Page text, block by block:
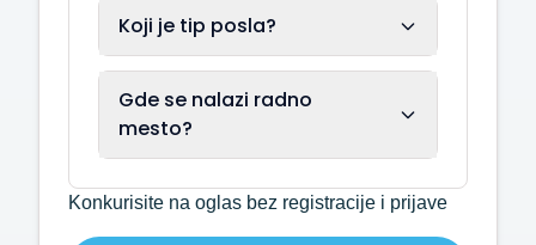
Koji je tip posla?
Gde se nalazi radno
mesto?
Konkurisite na oglas bez registracije i prijave